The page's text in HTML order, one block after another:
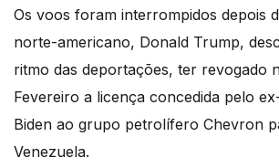
Os voos foram interrompidos depois
norte-americano, Donald Trump,
ritmo das deportações, ter revogado
Fevereiro a licença concedida pelo
Biden ao grupo petrolífero Chevron
Venezuela.